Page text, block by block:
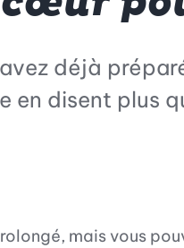
déjà
en disent plus
mais vous